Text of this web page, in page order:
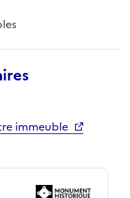
immeuble